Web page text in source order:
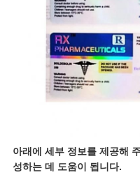
아래에 세부 정보를 제공해
성하는 데 도움이 됩니다.